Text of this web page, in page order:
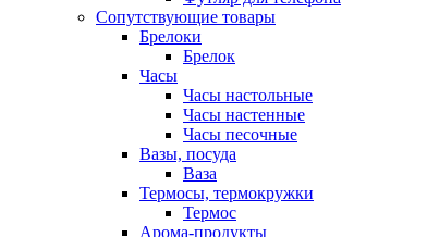
Сопутствующие товары
Брелоки
Брелок
Часы
Часы настольные
Часы настенные
Часы песочные
Вазы, посуда
Ваза
Термосы, термокружки
Термос
Арома-продукты